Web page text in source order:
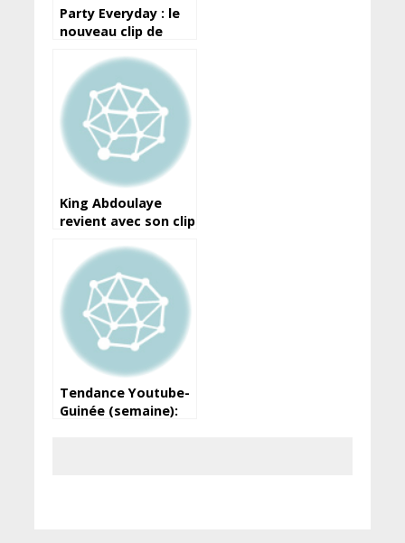
Party Everyday : le
nouveau clip de
disponible !
King Abdoulaye
revient avec son clip
decouvrir)
Tendance Youtube-
Guinée (semaine):